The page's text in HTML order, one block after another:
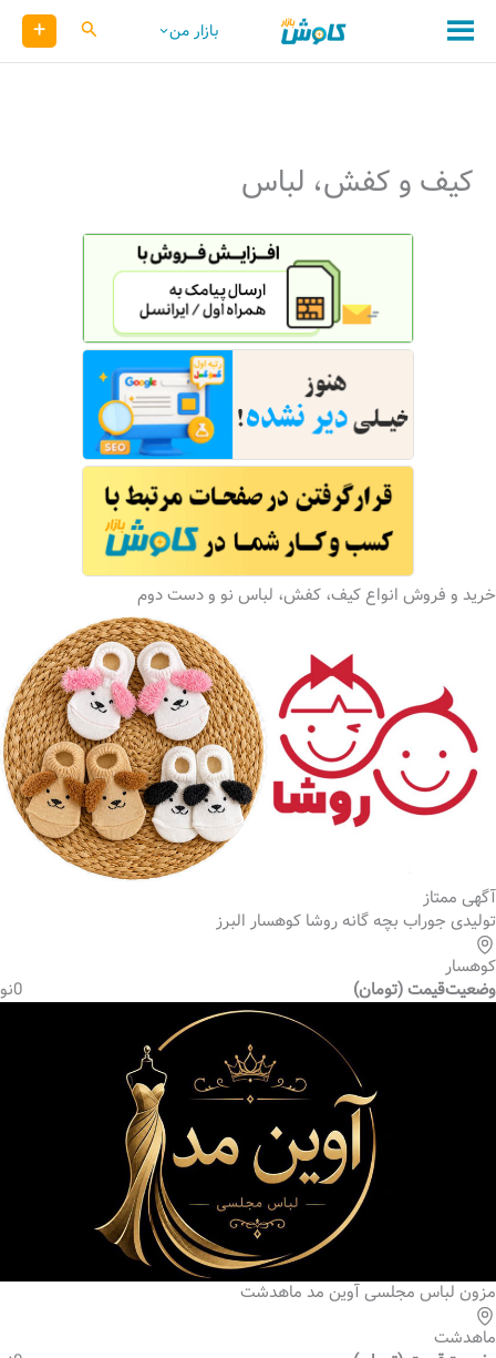
محتوا
بازار من کاوش +
کیف و کفش، لباس
خرید و فروش انواع کیف، کفش، لباس نو و دست دوم
آگهی ممتاز
تولیدی جوراب بچه گانه روشا کوهسار البرز
کوهسار
وضعیت
نو قیمت (تومان) 0
مزون لباس مجلسی آوین مد ماهدشت
ماهدشت